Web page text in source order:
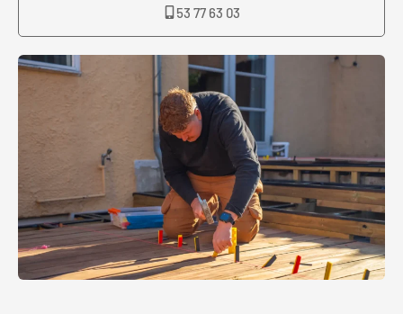
53 77 63 03